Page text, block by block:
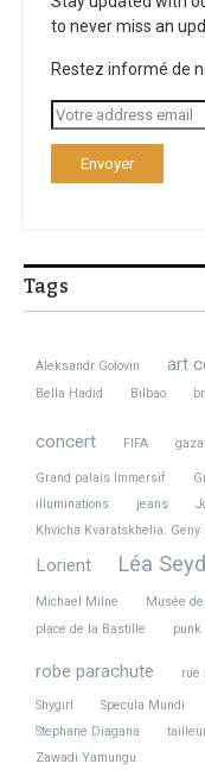
to never miss an
Restez informé de
Tags
Aleksandr Golovin art
Bella Hadid Bilbao
concert FIFA
Grand palais Immersif
illuminations
jeans
Khvicha Kvaratskhelia. Geny
Lorient Léa
Michael Milne Musée
place de la Bastille punk
robe parachute rue
Shygirl Specula Mundi
Stephane Diagana
Zawadi Yamungu